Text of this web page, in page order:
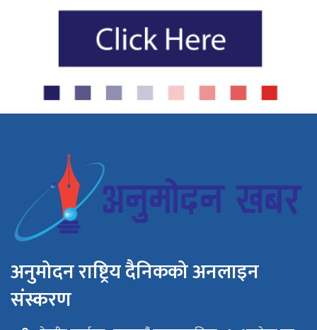
अनुमोदन राष्ट्रिय दैनिकको अनलाइन
संस्करण